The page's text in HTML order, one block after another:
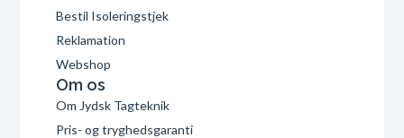
Bestil Isoleringstjek
Reklamation
Webshop
Om os
Om Jydsk Tagteknik
Pris- og tryghedsgaranti